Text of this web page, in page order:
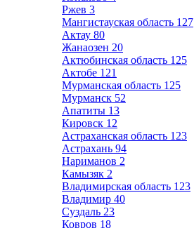
Ржев 3
Мангистауская область 127
Актау 80
Жанаозен 20
Актюбинская область 125
Актобе 121
Мурманская область 125
Мурманск 52
Апатиты 13
Кировск 12
Астраханская область 123
Астрахань 94
Нариманов 2
Камызяк 2
Владимирская область 123
Владимир 40
Суздаль 23
Ковров 18